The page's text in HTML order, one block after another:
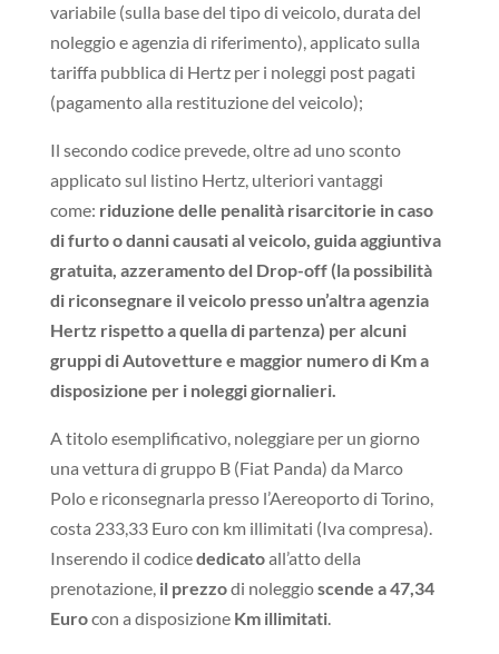
variabile (sulla base del tipo di veicolo, durata del
noleggio e agenzia di riferimento), applicato sulla
tariffa pubblica di Hertz per i noleggi post pagati
(pagamento alla restituzione del veicolo);
Il secondo codice prevede, oltre ad uno sconto
applicato sul listino Hertz, ulteriori vantaggi
come: riduzione delle penalità risarcitorie in caso
di furto o danni causati al veicolo, guida aggiuntiva
gratuita, azzeramento del Drop-off (la possibilità
di riconsegnare il veicolo presso un’altra agenzia
Hertz rispetto a quella di partenza) per alcuni
gruppi di Autovetture e maggior numero di Km a
disposizione per i noleggi giornalieri.
A titolo esemplificativo, noleggiare per un giorno
una vettura di gruppo B (Fiat Panda) da Marco
Polo e riconsegnarla presso l’Aereoporto di Torino,
costa 233,33 Euro con km illimitati (Iva compresa).
Inserendo il codicededicatoall’atto della
prenotazione, il prezzodi noleggioscende a 47,34
Eurocon a disposizione Km illimitati.